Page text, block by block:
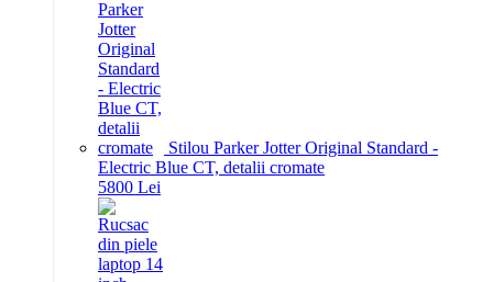
Stilou Parker Jotter Original Standard -
Electric Blue CT, detalii cromate
5800 Lei